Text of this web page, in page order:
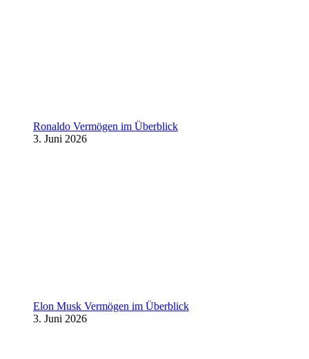
Ronaldo Vermögen im Überblick
3. Juni 2026
Elon Musk Vermögen im Überblick
3. Juni 2026